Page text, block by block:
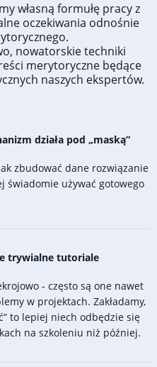
własną formułę pracy z
oczekiwania odnośnie
nowatorskie techniki
merytoryczne będące
naszych ekspertów.
działa pod „maską”
zbudować dane rozwiązanie
świadomie używać gotowego
trywialne tutoriale
- często są one nawet
w projektach. Zakładamy,
to lepiej niech odbędzie się
na szkoleniu niż później.